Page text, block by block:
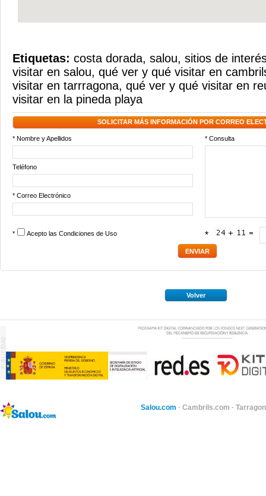
Etiquetas: costa dorada, salou, sitios de
visitar en salou, qué ver y qué visitar en
visitar en tarrragona, qué ver y qué visitar en
visitar en la pineda playa
SOLICITAR MÁS INFORMACIÓN POR CORREO
* Nombre y Apellidos * Consulta
Teléfono
* Correo Electrónico
* Acepto las Condiciones de Uso *
Volver
Salou.com · Cambrils.com ·